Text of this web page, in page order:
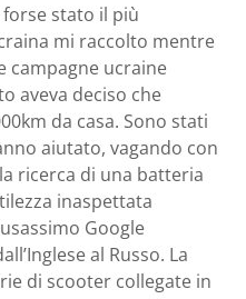
stato il più
mi raccolto mentre
campagne ucraine
aveva deciso che
da casa. Sono stati
aiutato, vagando con
ricerca di una batteria
inaspettata
Google
al Russo. La
di scooter collegate in